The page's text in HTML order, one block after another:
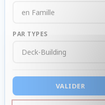
PAR TYPES
VALIDER